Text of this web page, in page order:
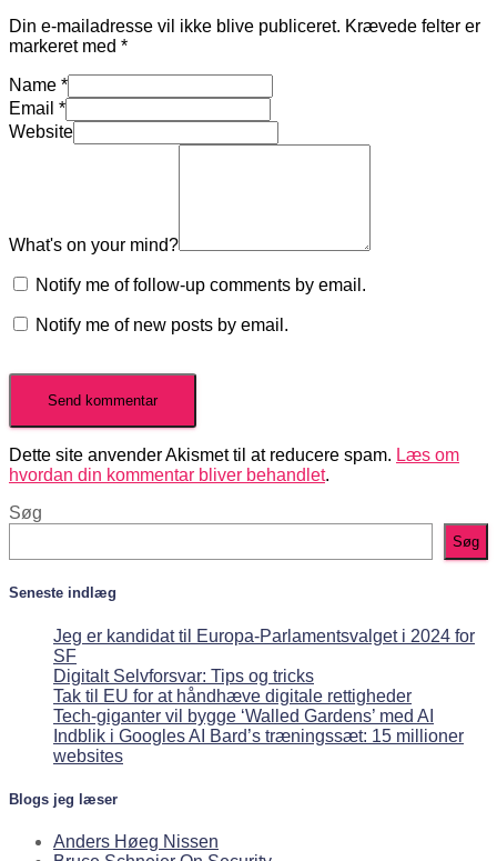
Din e-mailadresse vil ikke blive publiceret. Krævede felter er
markeret med *
Name *
Email *
Website
What's on your mind?
Notify me of follow-up comments by email.
Notify me of new posts by email.
Dette site anvender Akismet til at reducere spam. Læs om
hvordan din kommentar bliver behandlet.
Søg
Søg
Seneste indlæg
Jeg er kandidat til Europa-Parlamentsvalget i 2024 for
SF
Digitalt Selvforsvar: Tips og tricks
Tak til EU for at håndhæve digitale rettigheder
Tech-giganter vil bygge ‘Walled Gardens’ med AI
Indblik i Googles AI Bard’s træningssæt: 15 millioner
websites
Blogs jeg læser
Anders Høeg Nissen